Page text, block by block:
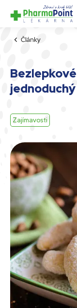
Články
Zajímavosti